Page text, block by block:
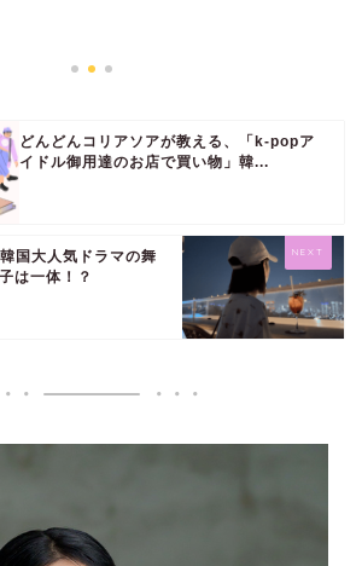
どんどんコリアソアが教える、「k-popア
イドル御用達のお店で買い物」韓...
国大人気ドラマの舞
は一体！？